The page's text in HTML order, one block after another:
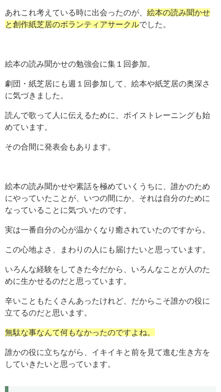
あれこれ考えている時に出会ったのが、 絵本の読み聞かせ
と創作紙芝居のボランティアサークルでした。
絵本の読み聞かせの勉強会に集１回参加。
劇団・紙芝居にも週１回参加して、絵本や紙芝居の奥深さ
に気づきました。
読んで歌って人に伝えるために、ボイストレーニングも始
めています。
その合間に発表会もあります。
絵本の読み聞かせや素話を極めていくうちに、誰かのため
にやっていたことが、いつの間にか、それは自分のために
なっていることに気づいたのです。
実は一番自分の心が温かくなり癒されていたのですから。
この心地よさ、まわりの人にも届けたいと思っています。
いろんな経験をしてきた今だから、いろんなことが人のた
めに生かせるのだと思っています。
辛いこともたくさんあったけれど、だからこそ誰かの役に
立てるのだと思います。
無駄な事なんて何もなかったのですよね。
誰かの役に立ちながら、イキイキと前を見て進む生き方を
していきたいと思っています。